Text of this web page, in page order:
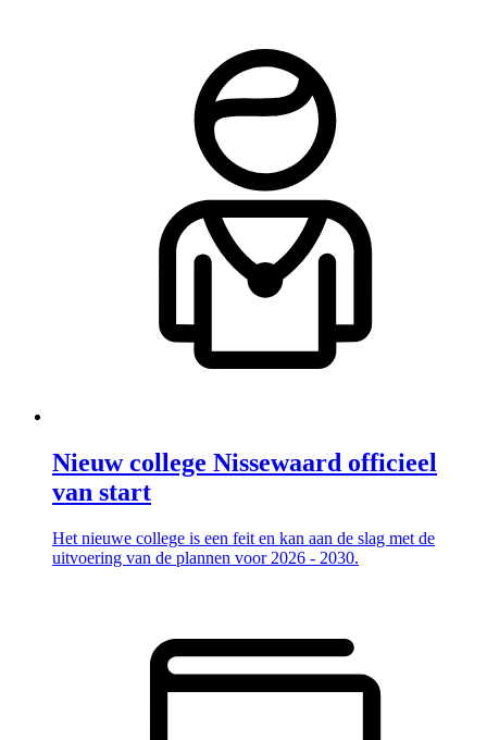
Nieuw college Nissewaard officieel
van start
Het nieuwe college is een feit en kan aan de slag met de
uitvoering van de plannen voor 2026 - 2030.